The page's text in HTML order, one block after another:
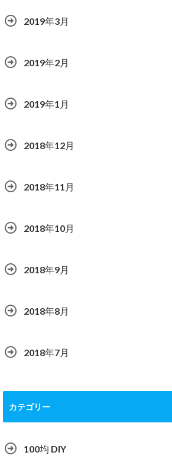
2019年3月
2019年2月
2019年1月
2018年12月
2018年11月
2018年10月
2018年9月
2018年8月
2018年7月
カテゴリー
100均 DIY